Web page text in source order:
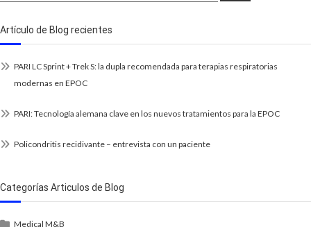
Artículo de Blog recientes
PARI LC Sprint + Trek S: la dupla recomendada para terapias respiratorias
modernas en EPOC
PARI: Tecnología alemana clave en los nuevos tratamientos para la EPOC
Policondritis recidivante – entrevista con un paciente
Categorías Articulos de Blog
Medical M&B